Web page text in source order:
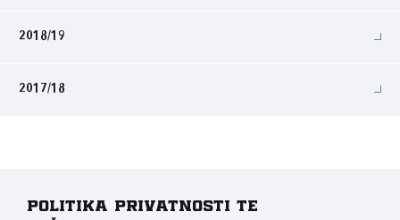
2018/19
2017/18
Politika privatnosti te